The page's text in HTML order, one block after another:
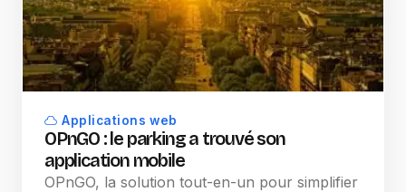
Applications web
OPnGO : le parking a trouvé son
application mobile
OPnGO, la solution tout-en-un pour simplifier